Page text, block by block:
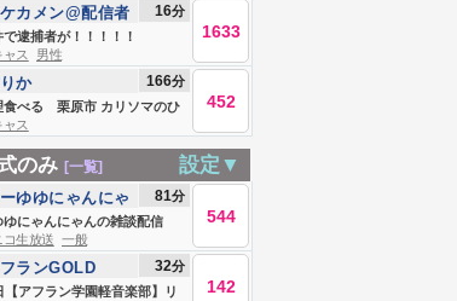
で逮捕者が！！！！！
カメン@配信者 16分
1633
ャス
男性
食べる 栗原市 カリソマのひ
し
か 166分
452
ャス
のみ [一覧] 設定▼
ゆにゃんにゃんの雑談配信
ゆゆにゃんにゃ
81分
544
コ生放送 一般
【アフラン学園軽音楽部】リ
ランGOLD 32分
142